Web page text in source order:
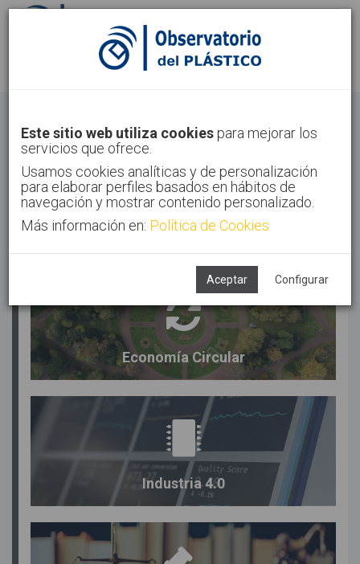
Identifícate Regístrate
Este sitio web utiliza cookies para mejorar los
servicios que ofrece.
Usamos cookies analíticas y de personalización
para elaborar perfiles basados en hábitos de
navegación y mostrar contenido personalizado.
Más información en: Política de Cookies
Aceptar Configurar
TENDENCIAS
Economía Circular
Industria 4.0